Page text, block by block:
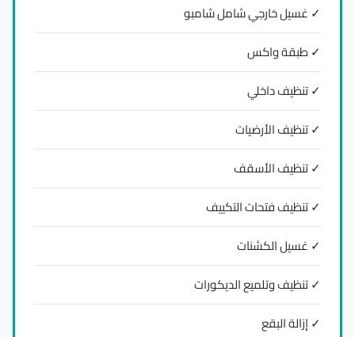
✓ غسيل خارجي شامل شامبو
✓ طبقة واكس
✓ تنظيف داخلي
✓ تنظيف الأرضيات
✓ تنظيف الأسقف
✓ تنظيف فتحات التكييف
✓ غسيل الكشنات
✓ تنظيف وتلميع الديكورات
✓ إزالة البقع